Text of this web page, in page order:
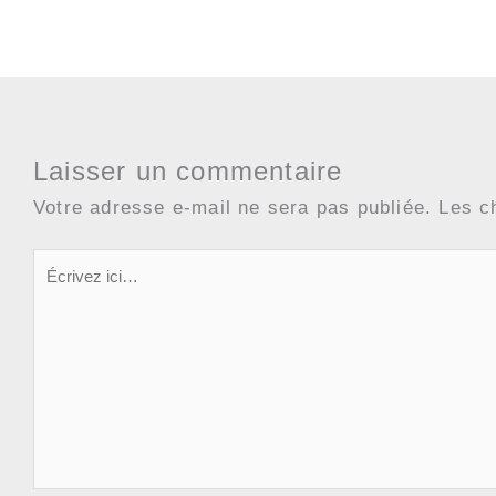
Laisser un commentaire
Votre adresse e-mail ne sera pas publiée. Les
Écrivez